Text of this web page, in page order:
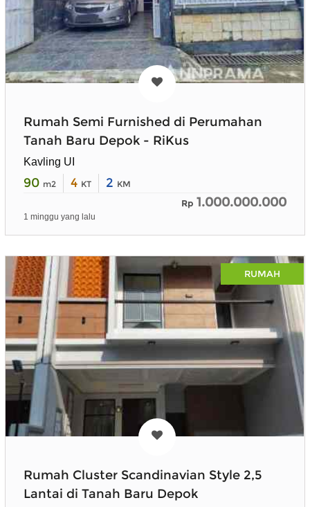
Rumah Semi Furnished di Perumahan
Tanah Baru Depok - RiKus
Kavling UI
90 m2 4 KT 2 KM
Rp 1.000.000.000
1 minggu yang lalu
RUMAH
Rumah Cluster Scandinavian Style 2,5
Lantai di Tanah Baru Depok